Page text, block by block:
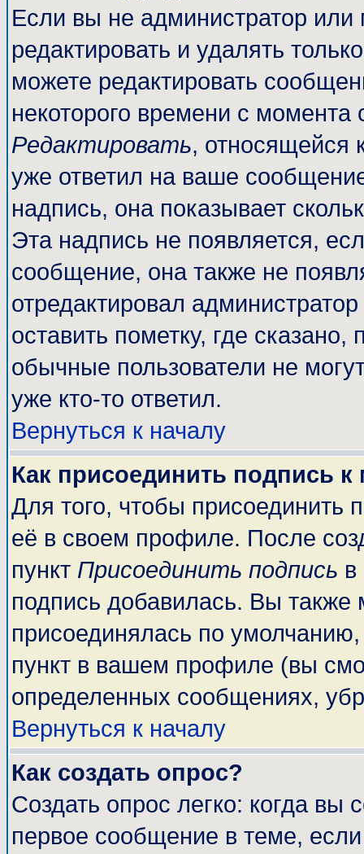
Если вы не администратор
редактировать и удалять
можете редактировать
некоторого времени с
Редактировать, относящейся
уже ответил на ваше
надпись, она показывает
Эта надпись не появляется,
сообщение, она также не
отредактировал
оставить пометку, где
обычные пользователи не
уже кто-то ответил.
Вернуться к началу
Как присоединить подпись
Для того, чтобы присоединить
её в своем профиле. После
пункт Присоединить подпись
подпись добавилась. Вы также
присоединялась по
пункт в вашем профиле (вы
определенных сообщениях,
Вернуться к началу
Как создать опрос?
Создать опрос легко: когда вы
первое сообщение в теме,